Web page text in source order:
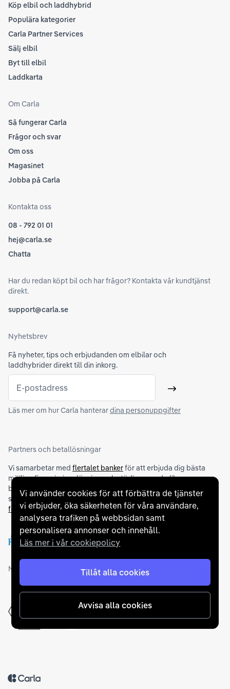
Vi använder cookies för att förbättra de tjänster
vi erbjuder, öka säkerheten för våra användare,
analysera trafiken på webbsidan samt
personalisera annonser och innehåll.
Läs mer i vår cookiepolicy
Tillåt alla cookies
Avvisa alla cookies
Köp elbil och laddhybrid
Populära kategorier
Carla Partner Services
Sälj elbil
Byt till elbil
Laddkarta
Om Carla
Så fungerar Carla
Frågor och svar
Om oss
Magasinet
Jobba på Carla
Kontakta oss
08 - 792 01 01
hej@carla.se
Chatta
Har du redan köpt bil och har frågor? Kontakta vår kundtjänst
direkt.
support@carla.se
Nyhetsbrev
Få nyheter, tips och erbjudanden om elbilar och
laddhybrider direkt till din inkorg.
E-postadress Skicka
Läs mer om hur Carla hanterardina personuppgifter
Partners och betallösningar
Vi samarbetar med flertalet bankerför att erbjuda dig bästa
möjliga finansieringslösning och stödjer en rad olika
betalningsmetoder. För att du ska känna dig trygg vid ditt köp
samarbetar vi med Folksam och AutoConcept gällande
försäkringar och garantier.
Medlemskap och utmärkelser
Tillbaka till startsidan